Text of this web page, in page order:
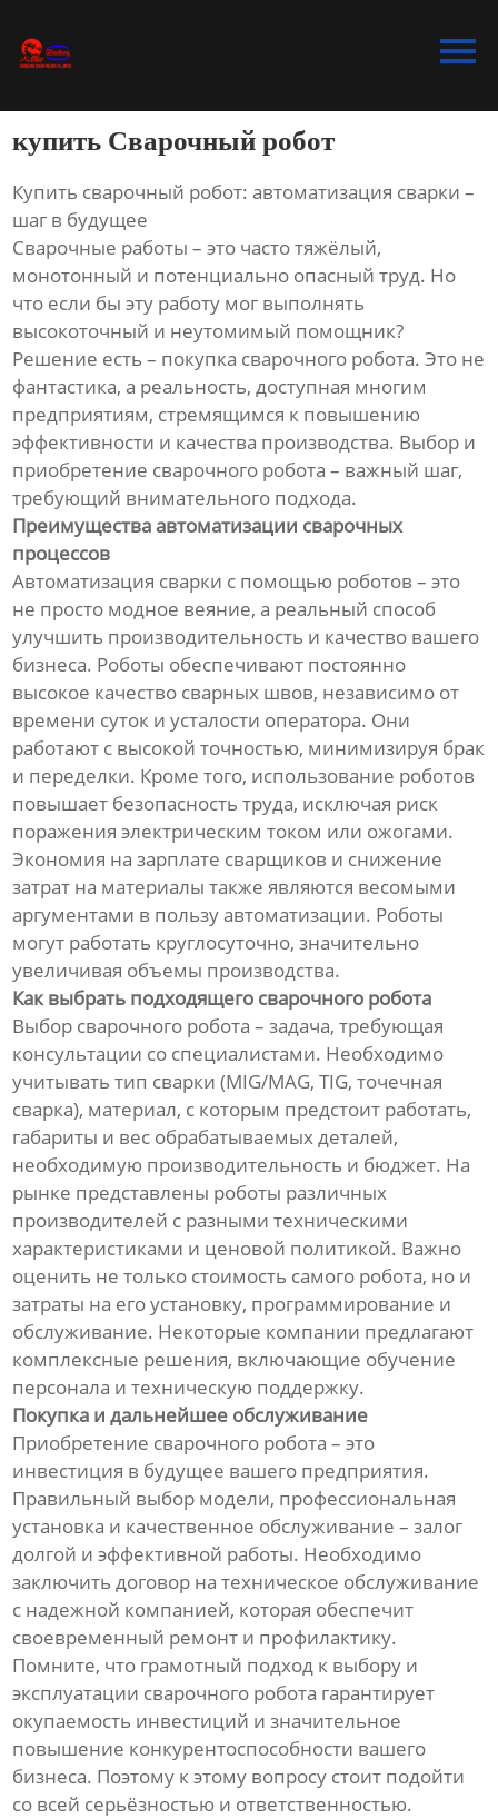
Bидео
Новости
О Hас
Контакты
купить Сварочный робот
Купить сварочный робот: автоматизация сварки –
шаг в будущее
Сварочные работы – это часто тяжёлый,
монотонный и потенциально опасный труд. Но
что если бы эту работу мог выполнять
высокоточный и неутомимый помощник?
Решение есть – покупка сварочного робота. Это не
фантастика, а реальность, доступная многим
предприятиям, стремящимся к повышению
эффективности и качества производства. Выбор и
приобретение сварочного робота – важный шаг,
требующий внимательного подхода.
Преимущества автоматизации сварочных
процессов
Автоматизация сварки с помощью роботов – это
не просто модное веяние, а реальный способ
улучшить производительность и качество вашего
бизнеса. Роботы обеспечивают постоянно
высокое качество сварных швов, независимо от
времени суток и усталости оператора. Они
работают с высокой точностью, минимизируя брак
и переделки. Кроме того, использование роботов
повышает безопасность труда, исключая риск
поражения электрическим током или ожогами.
Экономия на зарплате сварщиков и снижение
затрат на материалы также являются весомыми
аргументами в пользу автоматизации. Роботы
могут работать круглосуточно, значительно
увеличивая объемы производства.
Как выбрать подходящего сварочного робота
Выбор сварочного робота – задача, требующая
консультации со специалистами. Необходимо
учитывать тип сварки (MIG/MAG, TIG, точечная
сварка), материал, с которым предстоит работать,
габариты и вес обрабатываемых деталей,
необходимую производительность и бюджет. На
рынке представлены роботы различных
производителей с разными техническими
характеристиками и ценовой политикой. Важно
оценить не только стоимость самого робота, но и
затраты на его установку, программирование и
обслуживание. Некоторые компании предлагают
комплексные решения, включающие обучение
персонала и техническую поддержку.
Покупка и дальнейшее обслуживание
Приобретение сварочного робота – это
инвестиция в будущее вашего предприятия.
Правильный выбор модели, профессиональная
установка и качественное обслуживание – залог
долгой и эффективной работы. Необходимо
заключить договор на техническое обслуживание
с надежной компанией, которая обеспечит
своевременный ремонт и профилактику.
Помните, что грамотный подход к выбору и
эксплуатации сварочного робота гарантирует
окупаемость инвестиций и значительное
повышение конкурентоспособности вашего
бизнеса. Поэтому к этому вопросу стоит подойти
со всей серьёзностью и ответственностью.